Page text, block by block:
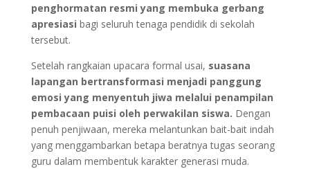
penghormatan resmi yang membuka gerbang
apresiasi bagi seluruh tenaga pendidik di sekolah
tersebut.
Setelah rangkaian upacara formal usai, suasana
lapangan bertransformasi menjadi panggung
emosi yang menyentuh jiwa melalui penampilan
pembacaan puisi oleh perwakilan siswa. Dengan
penuh penjiwaan, mereka melantunkan bait-bait indah
yang menggambarkan betapa beratnya tugas seorang
guru dalam membentuk karakter generasi muda.